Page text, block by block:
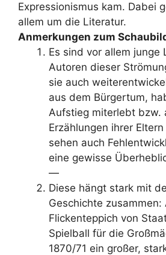
Expressionismus kam. Dabei
allem um die Literatur.
Anmerkungen zum
Es sind vor allem junge
Autoren dieser
sie auch
aus dem Bürgertum,
Aufstieg miterlebt bzw.
Erzählungen ihrer
sehen auch
eine gewisse
—
Diese hängt stark mit
Geschichte zusammen:
Flickenteppich von
Spielball für die
1870/71 ein großer,